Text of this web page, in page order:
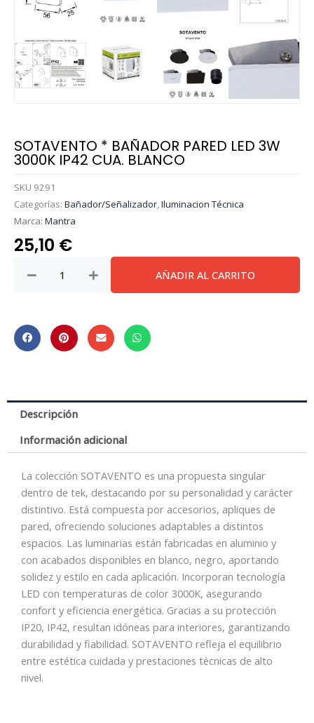
SOTAVENTO * BAÑADOR PARED LED 3W
3000K IP42 CUA. BLANCO
SKU 9291
Categorías: Bañador/Señalizador,Iluminacion Técnica
Marca: Mantra
25,10 €
LED
3W
CUA.
BLANCO
cantidad
AÑADIR AL CARRITO
Descripción
Información adicional
La colección SOTAVENTO es una propuesta singular
dentro de tek, destacando por su personalidad y carácter
distintivo. Está compuesta por accesorios, apliques de
pared, ofreciendo soluciones adaptables a distintos
espacios. Las luminarias están fabricadas en aluminio y
con acabados disponibles en blanco, negro, aportando
solidez y estilo en cada aplicación. Incorporan tecnología
LED con temperaturas de color 3000K, asegurando
confort y eficiencia energética. Gracias a su protección
IP20, IP42, resultan idóneas para interiores, garantizando
durabilidad y fiabilidad. SOTAVENTO refleja el equilibrio
entre estética cuidada y prestaciones técnicas de alto
nivel.